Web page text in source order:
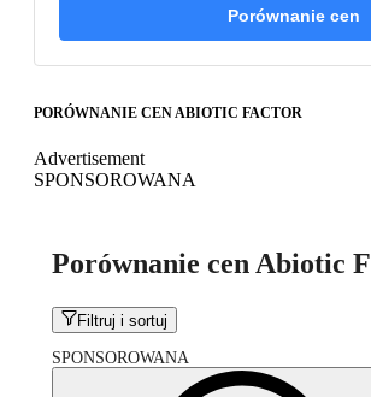
Porównanie cen
PORÓWNANIE CEN ABIOTIC FACTOR
Advertisement
SPONSOROWANA
Porównanie cen Abiotic
Filtruj i sortuj
SPONSOROWANA